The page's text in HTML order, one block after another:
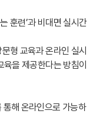
훈련’과 비대면 실시간
형 교육과 온라인 실시
을 제공한다는 방침이
해 온라인으로 가능하